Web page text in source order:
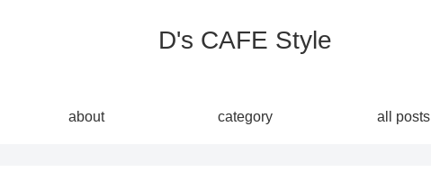
D's CAFE Style
about category all posts